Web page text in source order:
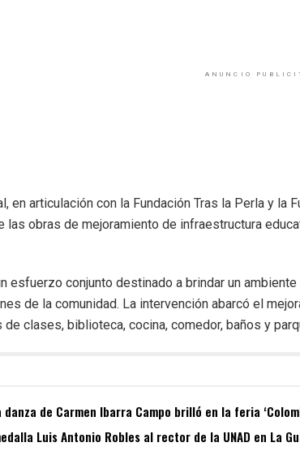
ANUNCIO
en articulación con la Fundación Tras la Perla y la
las obras de mejoramiento de infraestructura
esfuerzo conjunto destinado a brindar un
de la comunidad. La intervención abarcó el
clases, biblioteca, cocina, comedor, baños y
de Carmen Ibarra Campo brilló en la feria
Luis Antonio Robles al rector de la UNAD en La